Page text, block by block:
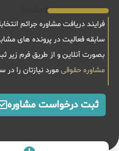
سابقه فعالیت در پرونده های
بصورت آنلاین و از طریق فرم زیر
مشاوره حقوقیمورد نیازتان را
ثبت درخواست مشاوره